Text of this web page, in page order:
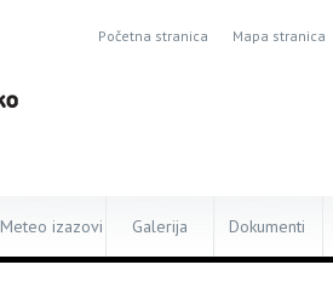
Početna stranica Mapa stranica
Meteo izazovi Galerija Dokumenti